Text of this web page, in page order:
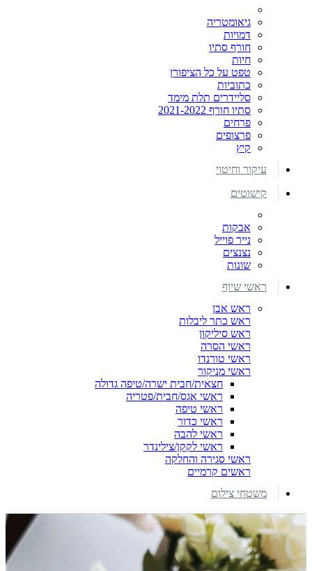
גיאומטריה
דמויות
חורף סתיו
חיות
טפט על כל הציפורן
כתוביות
סליידרים תלת מימד
סתיו חורף 2021-2022
פרחים
פרצופים
קיץ
עיקור וחיטוי
קישוטים
אבקות
נייר פוייל
נצנצים
שונות
ראשי שיוף
ראש אבן
ראש כתר ליבלות
ראש סיליקון
ראשי הסרה
ראשי טורנדו
ראשי מניקור
חצאית/חבית ישרה/טיפה גדולה
ראשי אגס/חבית/פטריה
ראשי טיפה
ראשי כדור
ראשי להבה
ראשי לקקן/צילינדר
ראשי סגירה והחלקה
ראשים קרמיים
משטחי צילום